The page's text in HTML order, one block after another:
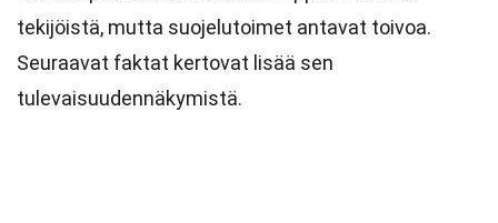
tekijöistä, mutta suojelutoimet antavat toivoa.
Seuraavat faktat kertovat lisää sen
tulevaisuudennäkymistä.